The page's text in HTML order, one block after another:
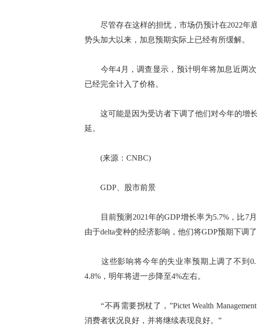
尽管存在这样的担忧，市场仍预计在2022年
势头加大以来，加息预期实际上已经有所缓解。
今年4月，调查显示，预计明年将加息近两次
已经完全计入了价格。
这可能是因为受访者下调了他们对今年的增长
延。
(来源：CNBC)
GDP、股市前景
目前预测2021年的GDP增长率为5.7%，比7
由于delta变种的经济影响，他们将GDP预期下调了
这些影响将今年的失业率预期上调了不到
4.8%，明年将进一步降至4%左右。
“不再需要拐杖了，”Pictet Wealth
消费者状况良好，并将继续表现良好。”